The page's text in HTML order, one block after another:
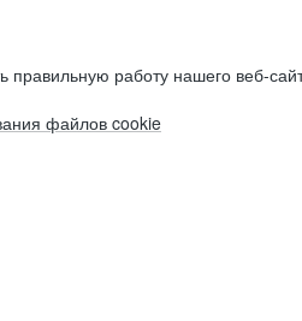
работу нашего веб-
файлов cookie